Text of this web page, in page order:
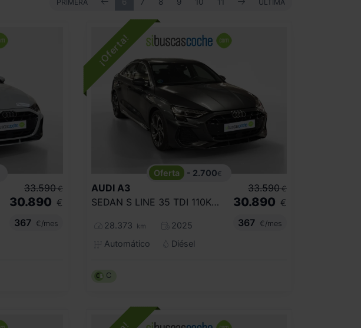
PRIMERA 6 7 8 9 10 11 ÚLTIMA
33.590 €
30.890 €
367
€/mes
- 2.700€
AUDI A3
SEDAN S LINE 35 TDI 110KW S TRONIC
28.373 km
2025
Automático
Diésel
33.590 €
30.890 €
367
€/mes
C